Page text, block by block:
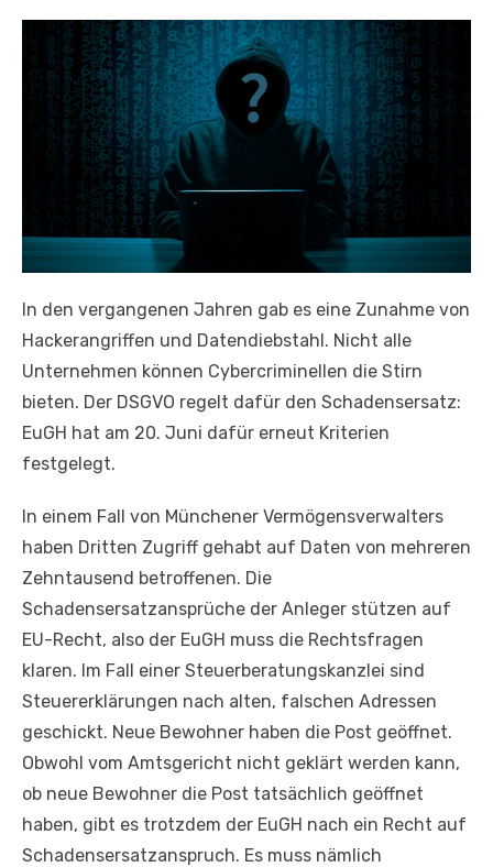
In den vergangenen Jahren gab es eine Zunahme von
Hackerangriffen und Datendiebstahl. Nicht alle
Unternehmen können Cybercriminellen die Stirn
bieten. Der DSGVO regelt dafür den Schadensersatz:
EuGH hat am 20. Juni dafür erneut Kriterien
festgelegt.
In einem Fall von Münchener Vermögensverwalters
haben Dritten Zugriff gehabt auf Daten von mehreren
Zehntausend betroffenen. Die
Schadensersatzansprüche der Anleger stützen auf
EU-Recht, also der EuGH muss die Rechtsfragen
klaren. Im Fall einer Steuerberatungskanzlei sind
Steuererklärungen nach alten, falschen Adressen
geschickt. Neue Bewohner haben die Post geöffnet.
Obwohl vom Amtsgericht nicht geklärt werden kann,
ob neue Bewohner die Post tatsächlich geöffnet
haben, gibt es trotzdem der EuGH nach ein Recht auf
Schadensersatzanspruch. Es muss nämlich